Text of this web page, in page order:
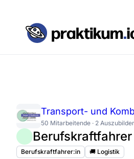
Transport- und
50 Mitarbeitende · 2
Berufskraftfahrer:in 🚚 Logistik